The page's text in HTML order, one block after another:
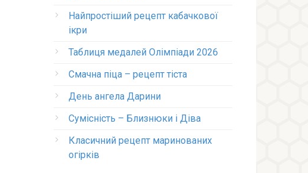
Найпростіший рецепт кабачкової
ікри
Таблиця медалей Олімпіади 2026
Смачна піца – рецепт тіста
День ангела Дарини
Сумісність – Близнюки і Діва
Класичний рецепт маринованих
огірків